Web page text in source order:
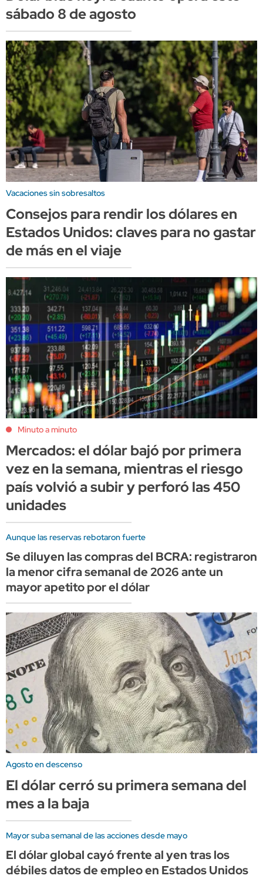
sábado 8 de agosto
Vacaciones sin sobresaltos
Consejos para rendir los dólares en
Estados Unidos: claves para no gastar
de más en el viaje
Minuto a minuto
Mercados: el dólar bajó por primera
vez en la semana, mientras el riesgo
país volvió a subir y perforó las 450
unidades
Aunque las reservas rebotaron fuerte
Se diluyen las compras del BCRA: registraron
la menor cifra semanal de 2026 ante un
mayor apetito por el dólar
Agosto en descenso
El dólar cerró su primera semana del
mes a la baja
Mayor suba semanal de las acciones desde mayo
El dólar global cayó frente al yen tras los
débiles datos de empleo en Estados Unidos